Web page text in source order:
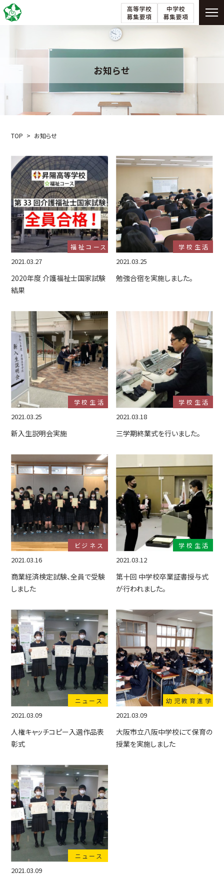
お知らせ
TOP お知らせ
福祉コース
2021.03.27
2020年度 介護福祉士国家試験
結果
学校生活
2021.03.25
勉強合宿を実施しました。
学校生活
2021.03.25
新入生説明会実施
学校生活
2021.03.18
三学期終業式を行いました。
ビジネス
2021.03.16
商業経済検定試験、全員で受験
しました
学校生活
2021.03.12
第十回 中学校卒業証書授与式
が行われました。
ニュース
2021.03.09
人権キャッチコピー入選作品表
彰式
幼児教育進学
2021.03.09
大阪市立八阪中学校にて保育の
授業を実施しました
ニュース
2021.03.09